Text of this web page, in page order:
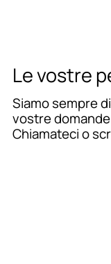
Le vostre
Siamo sempre
vostre
Chiamateci o